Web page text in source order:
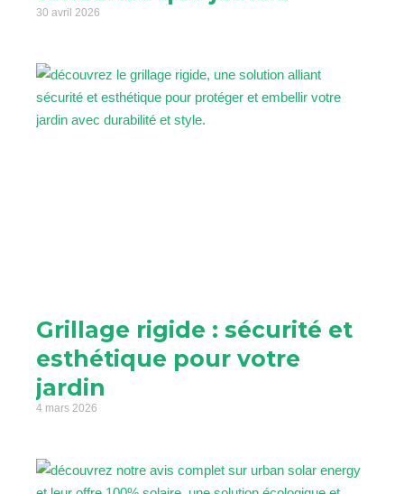
30 avril 2026
Grillage rigide : sécurité et
esthétique pour votre
jardin
4 mars 2026